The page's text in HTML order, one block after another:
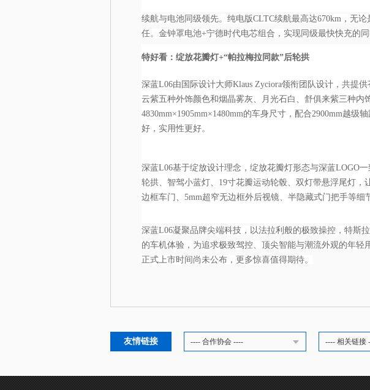
续航与电池同级领先。纯电版CLTC续航最高达670km，无
任。金钟罩电池+宁德时代电芯组合，实现同级最快快充的同
特好看：绽放花瓣灯+“帕拉梅拉同款”后轮拱
深蓝L06由国际设计大师Klaus Zyciora领衔团队设计，共提
云紫五种外饰颜色和烟晶雾灰、月光石白、舒俱来紫三种内
4830mm×1905mm×1480mm的车身尺寸，配合2900mm越级
好，实用性更好。
深蓝L06基于绽放设计理念，绽放花瓣灯形态与深蓝LOGO
轮拱、智驾小蓝灯、19寸花瓣运动轮毂、双灯带悬浮尾灯，
边框车门、5mm超窄无边框外后视镜、半隐藏式门把手等细
深蓝L06凝聚品牌尖端科技，以法拉利般的极致操控，特斯
的车机体验，为追求极致驾控、顶尖智能与潮流外观的年轻
正式上市时间尚未公布，更多惊喜值得期待。
友情链接 ---- 合作协会 ---- ---- 相关链接